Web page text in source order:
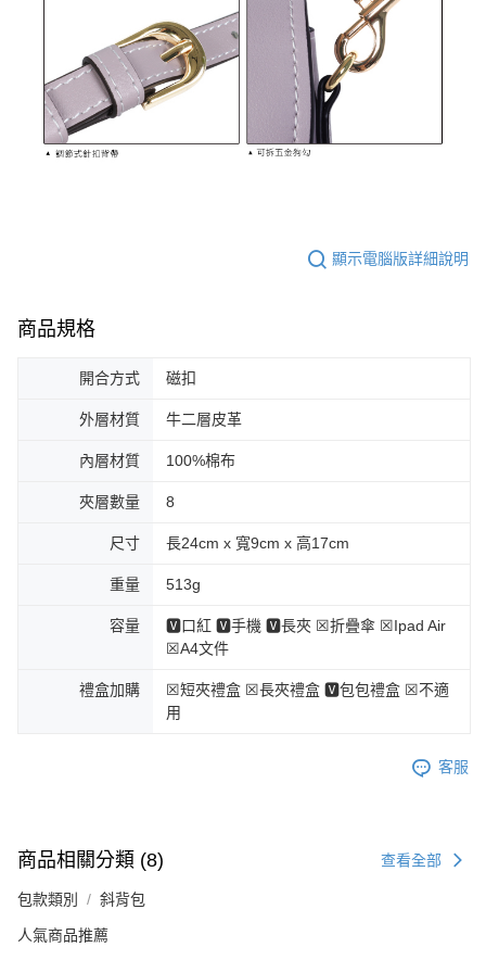
顯示電腦版詳細說明
商品規格
開合方式 磁扣
外層材質 牛二層皮革
內層材質 100%棉布
夾層數量 8
尺寸 長24cm x 寬9cm x 高17cm
重量 513g
容量
🆅口紅 🆅手機 🆅長夾 ☒折疊傘 ☒Ipad Air
☒A4文件
禮盒加購
☒短夾禮盒 ☒長夾禮盒 🆅包包禮盒 ☒不適
用
客服
商品相關分類 (8) 查看全部
包款類別 斜背包
人氣商品推薦